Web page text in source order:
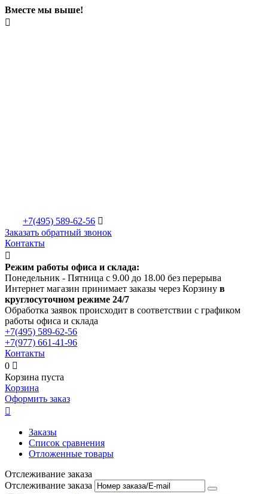
Вместе мы выше!

+7(495) 589-62-56 
Заказать обратный звонок
Контакты

Режим работы офиса и склада:
Понедельник - Пятница с 9.00 до 18.00 без перерыва
Интернет магазин принимает заказы через Корзину в
круглосуточном режиме 24/7
Обработка заявок происходит в соответствии с графиком
работы офиса и склада
+7(495) 589-62-56
+7(977) 661-41-96
Контакты
0 
Корзина пуста
Корзина
Оформить заказ

Заказы
Список сравнения
Отложенные товары
Отслеживание заказа
Отслеживание заказа